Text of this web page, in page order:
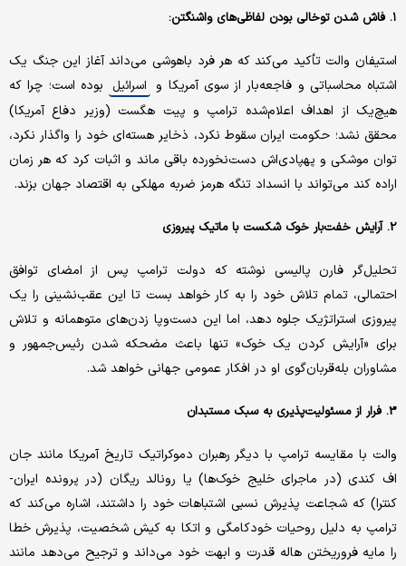
۱. فاش شدن توخالی بودن لفاظی‌های واشنگتن:
استیفان والت تأکید می‌کند که هر فرد باهوشی می‌داند آغاز این جنگ یک
اشتباه محاسباتی و فاجعه‌بار از سوی آمریکا و اسرائیل بوده است؛ چرا که
هیچ‌یک از اهداف اعلام‌شده ترامپ و پیت هگست (وزیر دفاع آمریکا)
محقق نشد؛ حکومت ایران سقوط نکرد، ذخایر هسته‌ای خود را واگذار نکرد،
توان موشکی و پهپادی‌اش دست‌نخورده باقی ماند و اثبات کرد که هر زمان
اراده کند می‌تواند با انسداد تنگه هرمز ضربه مهلکی به اقتصاد جهان بزند.
2. آرایش خفت‌بار خوک شکست با ماتیک پیروزی
تحلیل‌گر فارن پالیسی نوشته که دولت ترامپ پس از امضای توافق
احتمالی، تمام تلاش خود را به کار خواهد بست تا این عقب‌نشینی را یک
پیروزی استراتژیک جلوه دهد، اما این دست‌وپا زدن‌های متوهمانه و تلاش
برای «آرایش کردن یک خوک» تنها باعث مضحکه شدن رئیس‌جمهور و
مشاوران بله‌قربان‌گوی او در افکار عمومی جهانی خواهد شد.
3. فرار از مسئولیت‌پذیری به سبک مستبدان
والت با مقایسه ترامپ با دیگر رهبران دموکراتیک تاریخ آمریکا مانند جان
اف کندی (در ماجرای خلیج خوک‌ها) یا رونالد ریگان (در پرونده ایران-
کنترا) که شجاعت پذیرش نسبی اشتباهات خود را داشتند، اشاره می‌کند که
ترامپ به دلیل روحیات خودکامگی و اتکا به کیش شخصیت، پذیرش خطا
را مایه فروریختن هاله قدرت و ابهت خود می‌داند و ترجیح می‌دهد مانند